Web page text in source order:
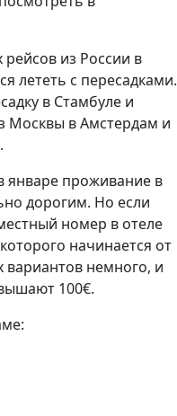
из России в
лететь с пересадками.
в Стамбуле и
Москвы в Амстердам и
январе проживание в
дорогим. Но если
номер в отеле
начинается от
вариантов немного, и
100€.